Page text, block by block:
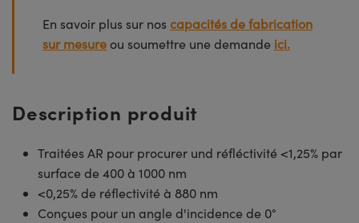
En savoir plus sur nos capacités de fabrication
sur mesure ou soumettre une demande ici.
Description produit
Traitées AR pour procurer und réfléctivité <1,25% par
surface de 400 à 1000 nm
<0,25% de réflectivité à 880 nm
Conçues pour un angle d'incidence de 0°